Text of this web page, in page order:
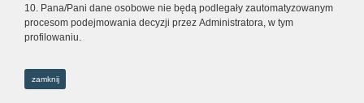
10. Pana/Pani dane osobowe nie będą podlegały zautomatyzowanym
procesom podejmowania decyzji przez Administratora, w tym
profilowaniu.
zamknij